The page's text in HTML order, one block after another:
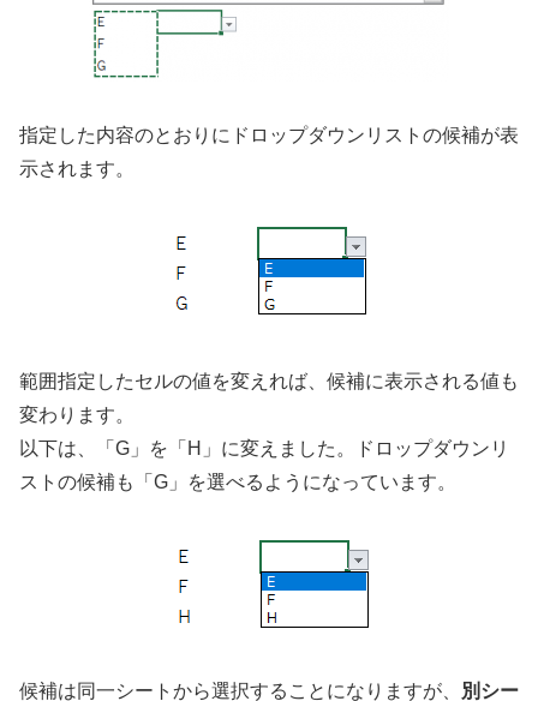
指定した内容のとおりにドロップダウンリストの候補が表
示されます。
範囲指定したセルの値を変えれば、候補に表示される値も
変わります。
以下は、「G」を「H」に変えました。ドロップダウンリ
ストの候補も「G」を選べるようになっています。
候補は同一シートから選択することになりますが、 別シー